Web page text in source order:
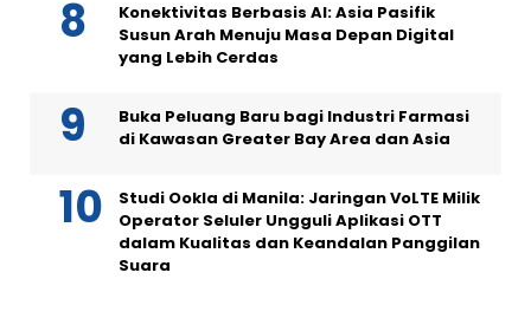
Konektivitas Berbasis AI: Asia Pasifik
Susun Arah Menuju Masa Depan Digital
yang Lebih Cerdas
Buka Peluang Baru bagi Industri Farmasi
di Kawasan Greater Bay Area dan Asia
Studi Ookla di Manila: Jaringan VoLTE Milik
Operator Seluler Ungguli Aplikasi OTT
dalam Kualitas dan Keandalan Panggilan
Suara